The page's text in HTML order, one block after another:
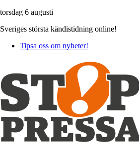
torsdag 6 augusti
Sveriges största kändistidning online!
Tipsa oss om nyheter!